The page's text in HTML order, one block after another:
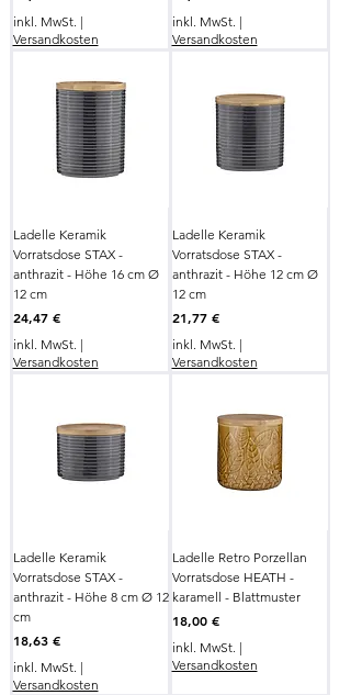
inkl. MwSt. |
Versandkosten
inkl. MwSt. |
Versandkosten
Ladelle Keramik
Vorratsdose STAX -
anthrazit - Höhe 16 cm Ø
12 cm
Preis
24,47 €
inkl. MwSt. |
Versandkosten
Ladelle Keramik
Vorratsdose STAX -
anthrazit - Höhe 12 cm Ø
12 cm
Preis
21,77 €
inkl. MwSt. |
Versandkosten
Ladelle Keramik
Vorratsdose STAX -
anthrazit - Höhe 8 cm Ø 12
cm
Preis
18,63 €
inkl. MwSt. |
Versandkosten
Ladelle Retro Porzellan
Vorratsdose HEATH -
karamell - Blattmuster
Preis
18,00 €
inkl. MwSt. |
Versandkosten